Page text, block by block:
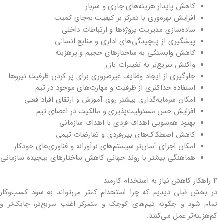
کاهش پایدار هزینه‌های جاری و سربار
افزایش بهره‌وری با تمرکز بر کیفیت به‌جای کمیت
ساده‌سازی مدیریت پروژه‌ها و ارتباطات داخلی
پیشگیری از پیچیدگی‌های اداری و منابع انسانی
کاهش وابستگی به ساختارهای حجیم و پرهزینه
واکنش سریع‌تر به تغییرات بازار
جلوگیری از ایجاد وظایف غیرضروری برای پر کردن ظرفیت نیروها
استفاده حداکثری از ظرفیت و مهارت‌های موجود در تیم
امکان سرمایه‌گذاری بیشتر روی آموزش و ارتقای افراد فعلی
افزایش حس مسئولیت‌پذیری و مالکیت در اعضای تیم
بهبود هم‌سویی اهداف فردی با اهداف سازمانی
کاهش اصطکاک‌های بین‌فردی و تعارضات تیمی
امکان اجرای آسان‌تر سیستم‌های نوآورانه و فناوری‌های خودکار
هماهنگی بیشتر با روند جهانی کاهش ساختارهای پیچیده سازمانی
۴ راهکار کاهش نیاز به استخدام کارمند
در بخش قبلی دیدیم که چرا استخدام کمتر می‌تواند به سود کسب‌وکار
تمام شود و چگونه تیم‌های کوچک و متمرکز اغلب سریع‌تر، چابک‌تر و
کم‌هزینه‌تر عمل می‌کنند.